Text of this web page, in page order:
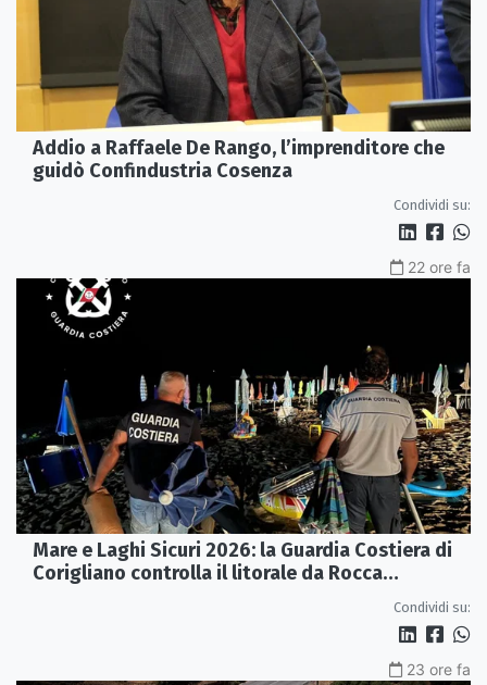
Addio a Raffaele De Rango, l’imprenditore che
guidò Confindustria Cosenza
Condividi su:
22 ore fa
Mare e Laghi Sicuri 2026: la Guardia Costiera di
Corigliano controlla il litorale da Rocca
Condividi su:
23 ore fa